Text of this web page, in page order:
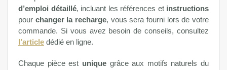
d’emploi détaillé, incluant les références et instructions
pour changer la recharge, vous sera fourni lors de votre
commande. Si vous avez besoin de conseils, consultez
l’article dédié en ligne.
Chaque pièce est uniquegrâce aux motifs naturels du